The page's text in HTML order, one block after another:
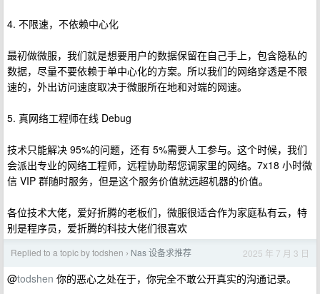
4. 不限速，不依赖中心化
最初做微服，我们就是想要用户的数据保留在自己手上，包含隐私的
数据，尽量不要依赖于单中心化的方案。所以我们的网络穿透是不限
速的，外出访问速度取决于微服所在地和对端的网速。
5. 真网络工程师在线 Debug
技术只能解决 95%的问题，还有 5%需要人工参与。这个时候，我们
会派出专业的网络工程师，远程协助帮您调家里的网络。7x18 小时微
信 VIP 群随时服务，但是这个服务价值就远超机器的价值。
各位技术大佬，爱好折腾的老板们，微服很适合作为家庭私有云，特
别是程序员，爱折腾的科技大佬们很喜欢
Replied to a topic by todshen › Nas 设备求推荐 2025 年 7 月 3 日
@todshen 你的恶心之处在于，你完全不敢公开真实的沟通记录。